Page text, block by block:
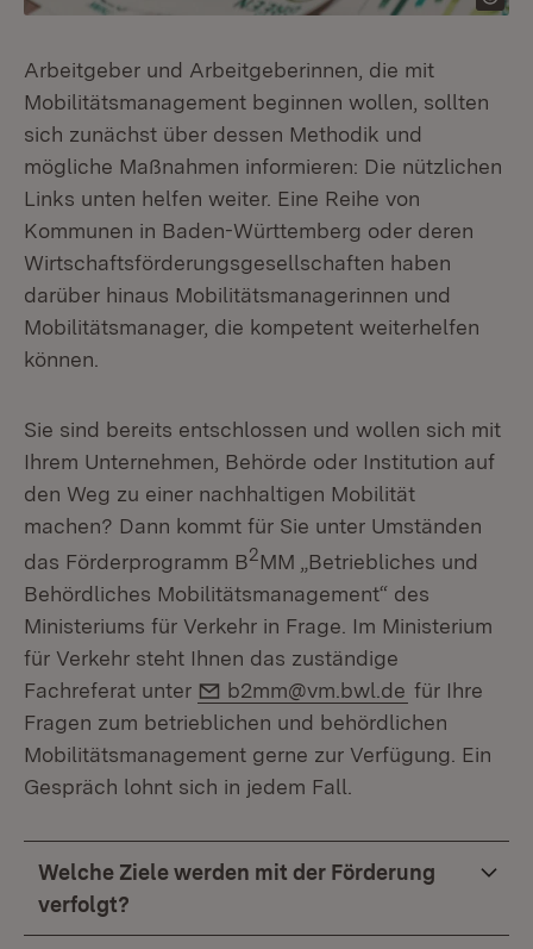
Arbeitgeber und Arbeitgeberinnen, die mit
Mobilitätsmanagement beginnen wollen, sollten
sich zunächst über dessen Methodik und
mögliche Maßnahmen informieren: Die nützlichen
Links unten helfen weiter. Eine Reihe von
Kommunen in Baden-Württemberg oder deren
Wirtschaftsförderungsgesellschaften haben
darüber hinaus Mobilitätsmanagerinnen und
Mobilitätsmanager, die kompetent weiterhelfen
können.
Sie sind bereits entschlossen und wollen sich mit
Ihrem Unternehmen, Behörde oder Institution auf
den Weg zu einer nachhaltigen Mobilität
machen? Dann kommt für Sie unter Umständen
das Förderprogramm B2MM „Betriebliches und
Behördliches Mobilitätsmanagement“ des
Ministeriums für Verkehr in Frage. Im Ministerium
für Verkehr steht Ihnen das zuständige
Fachreferat unter
E-Mail:
b2mm@vm.bwl.de für Ihre
Fragen zum betrieblichen und behördlichen
Mobilitätsmanagement gerne zur Verfügung. Ein
Gespräch lohnt sich in jedem Fall.
Welche Ziele werden mit der Förderung
verfolgt?